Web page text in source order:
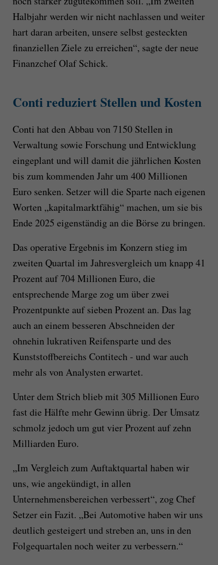
Halbjahr werden wir nicht nachlassen und weiter
hart daran arbeiten, unsere selbst gesteckten
finanziellen Ziele zu erreichen“, sagte der neue
Finanzchef Olaf Schick.
Conti reduziert Stellen und Kosten
Conti hat den Abbau von 7150 Stellen in
Verwaltung sowie Forschung und Entwicklung
eingeplant und will damit die jährlichen Kosten
bis zum kommenden Jahr um 400 Millionen
Euro senken. Setzer will die Sparte nach eigenen
Worten „kapitalmarktfähig“ machen, um sie bis
Ende 2025 eigenständig an die Börse zu bringen.
Das operative Ergebnis im Konzern stieg im
zweiten Quartal im Jahresvergleich um knapp 41
Prozent auf 704 Millionen Euro, die
entsprechende Marge zog um über zwei
Prozentpunkte auf sieben Prozent an. Das lag
auch an einem besseren Abschneiden der
ohnehin lukrativen Reifensparte und des
Kunststoffbereichs Contitech - und war auch
mehr als von Analysten erwartet.
Unter dem Strich blieb mit 305 Millionen Euro
fast die Hälfte mehr Gewinn übrig. Der Umsatz
schmolz jedoch um gut vier Prozent auf zehn
Milliarden Euro.
„Im Vergleich zum Auftaktquartal haben wir
uns, wie angekündigt, in allen
Unternehmensbereichen verbessert“, zog Chef
Setzer ein Fazit. „Bei Automotive haben wir uns
deutlich gesteigert und streben an, uns in den
Folgequartalen noch weiter zu verbessern.“